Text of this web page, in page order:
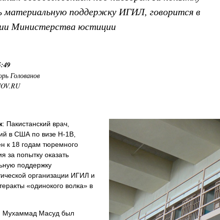
материальную поддержку ИГИЛ, говорится в
Министерства юстиции
Голованов
: Пакистанский врач,
в США по визе H-1B,
к 18 годам тюремного
за попытку оказать
поддержку
организации ИГИЛ и
«одинокого волка» в
Мухаммад Масуд был